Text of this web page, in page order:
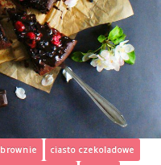
brownie
ciasto czekoladowe